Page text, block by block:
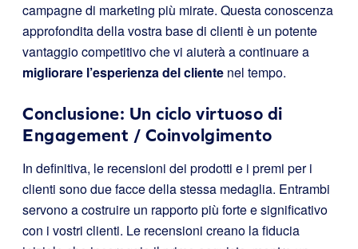
campagne di marketing più mirate. Questa conoscenza
approfondita della vostra base di clienti è un potente
vantaggio competitivo che vi aiuterà a continuare a
migliorare l’esperienza del cliente nel tempo.
Conclusione: Un ciclo virtuoso di
Engagement / Coinvolgimento
In definitiva, le recensioni dei prodotti e i premi per i
clienti sono due facce della stessa medaglia. Entrambi
servono a costruire un rapporto più forte e significativo
con i vostri clienti. Le recensioni creano la fiducia